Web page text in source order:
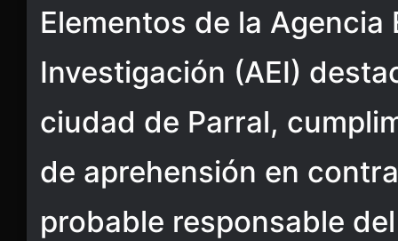
Elementos de la Agencia
Investigación (AEI)
ciudad de Parral,
de aprehensión en
probable responsable